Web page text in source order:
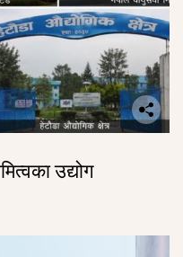
उद्योग